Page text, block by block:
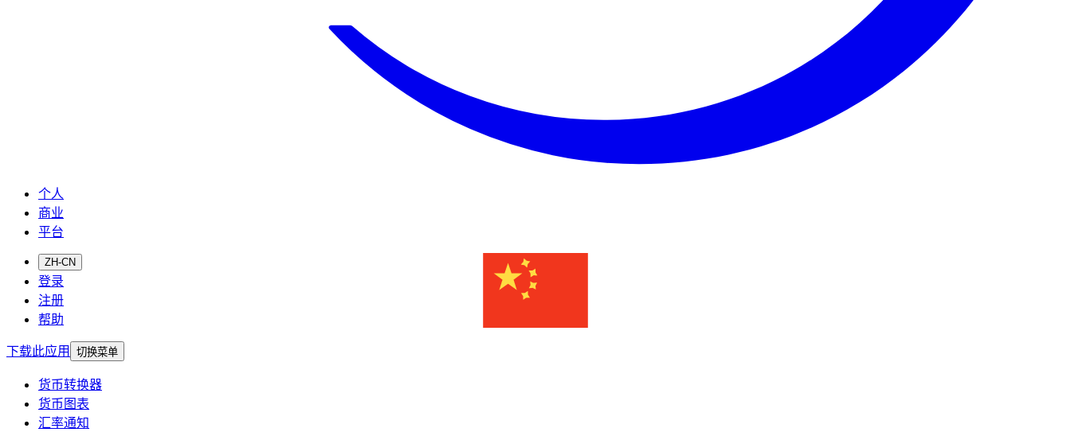
个人
商业
平台
ZH-CN
登录
注册
帮助
下载此应用
切换菜单
货币转换器
货币图表
汇率通知